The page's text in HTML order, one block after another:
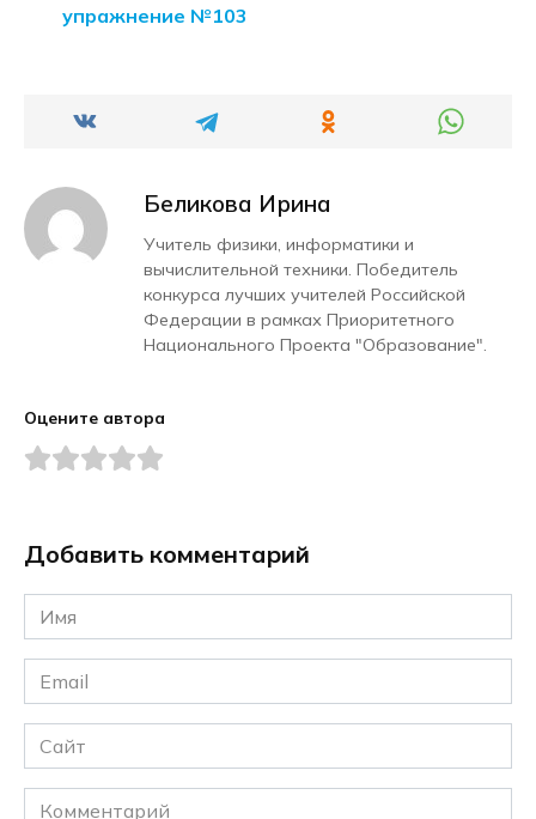
упражнение №103
Беликова Ирина
Учитель физики, информатики и
вычислительной техники. Победитель
конкурса лучших учителей Российской
Федерации в рамках Приоритетного
Национального Проекта "Образование".
Оцените автора
Добавить комментарий
Имя
*
Email
*
Сайт
Комментарий